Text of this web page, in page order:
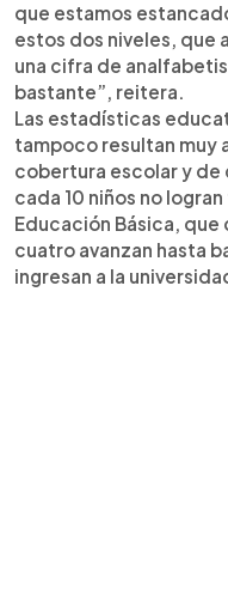
que estamos
estos dos niveles, que
una cifra de
bastante”, reitera.
Las estadísticas
tampoco resultan muy
cobertura escolar y de
cada 10 niños no
Educación Básica, que
cuatro avanzan hasta
ingresan a la